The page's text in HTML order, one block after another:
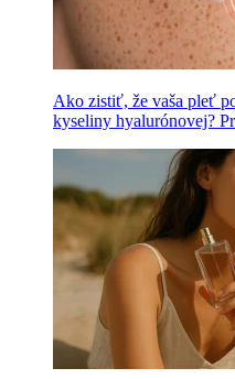
Ako zistiť, že vaša pleť
kyseliny hyalurónovej?